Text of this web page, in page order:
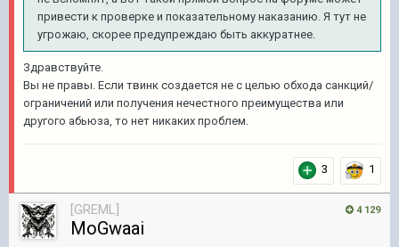
привести к проверке и показательному наказанию. Я тут не
угрожаю, скорее предупреждаю быть аккуратнее.
Здравствуйте.
Вы не правы. Если твинк создается не с целью обхода санкций/
ограничений или получения нечестного преимущества или
другого абьюза, то нет никаких проблем.
3 1
4 129
[GREML]
MoGwaai